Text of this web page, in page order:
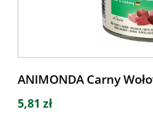
ANIMONDA Carny
5,81 zł